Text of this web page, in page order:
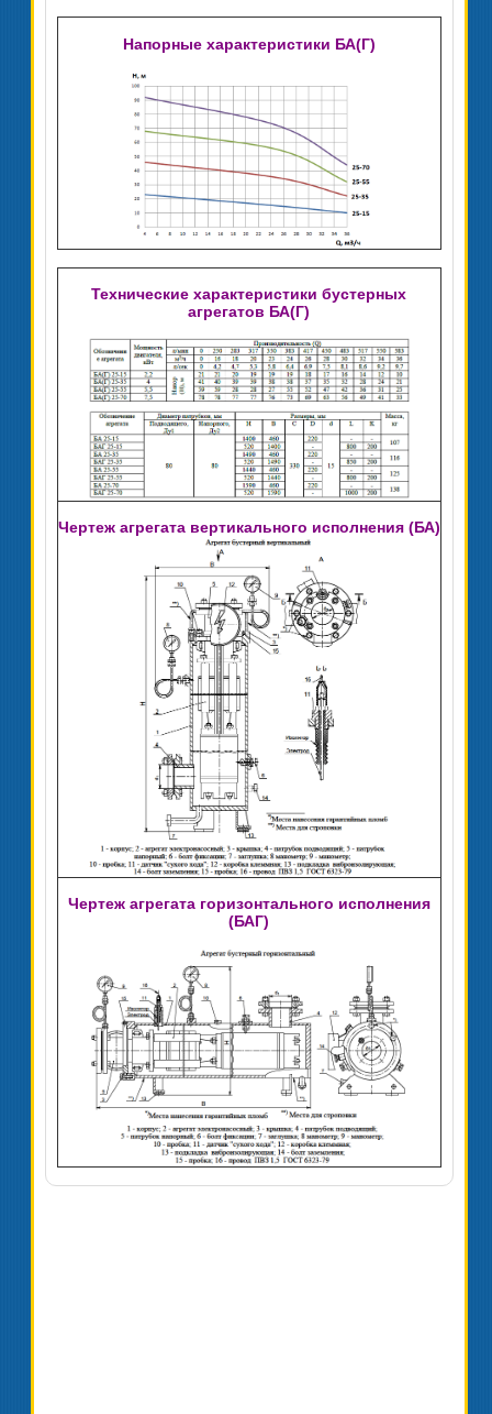
Напорные характеристики БА(Г)
Технические характеристики бустерных
агрегатов БА(Г)
Чертеж агрегата вертикального исполнения (БА)
Чертеж агрегата горизонтального исполнения
(БАГ)